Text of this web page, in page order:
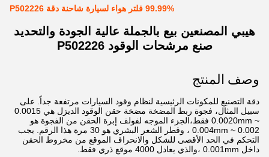
99.99% فلتر هواء لسيارة شاحنة دقة P502226
هيبي المصنعين بيع بالجملة عالية الجودة والتحديد
صنع مرشحات الوقود P502226
وصف المنتج
دقة التصنيع للمكونات الرئيسية لنظام وقود السيارات مرتفعة جداً. على
سبيل المثال، فجوة ربط المضخة مضخة حقن الوقود الديزل هي 0.0015
~ 0.0020mm فقط،الجزء الموجه لفولف إبرة الحقن من الفجوة هو
0.002 ~ 0.004mm ، وقطر الشعر البشري هو 30 مرة هذا الرقم. يجب
التحكم في الحد الأقصى للشكل والانحراف الموقع من مخروط الحقن
داخل 0.001mm ،والذي يعادل 4000 موقع ذري فقط.